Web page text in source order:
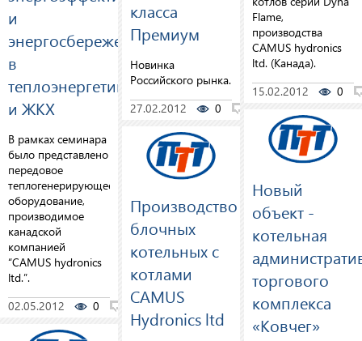
и
энергосбережения
в
теплоэнергетике
и ЖКХ
В рамках семинара
было представлено
передовое
теплогенерирующее
оборудование,
производимое
канадской
компанией
“CAMUS hydronics
ltd.”.
02.05.2012
0 0
класса
Премиум
Новинка
Российского рынка.
27.02.2012
0
Производство
блочных
котельных с
котлами
CAMUS
Hydronics ltd
Flame,
производства
CAMUS hydronics
ltd. (Канада).
15.02.2012
0
Новый
объект -
котельная
торгового
комплекса
«Ковчег»